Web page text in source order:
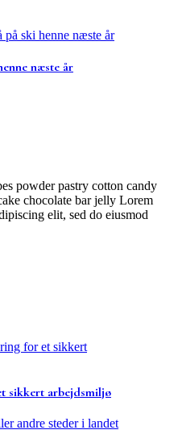
næste år
powder pastry cotton candy
chocolate bar jelly Lorem
elit, sed do eiusmod
sikkert arbejdsmiljø